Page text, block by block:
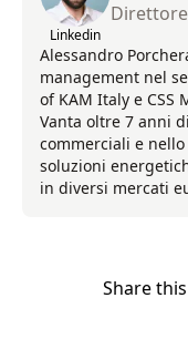
Linkedin
Alessandro
management nel
of KAM Italy e CSS
Vanta oltre 7 anni
commerciali e
soluzioni
in diversi mercati
Share